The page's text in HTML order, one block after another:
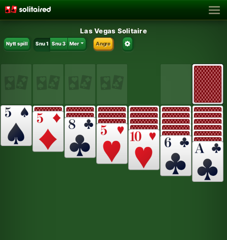
Las Vegas Solitaire
Nytt spill Snu 1 Snu 3 Mer Angre